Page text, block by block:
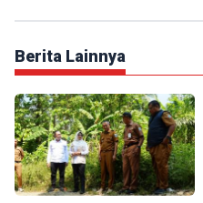
Berita Lainnya